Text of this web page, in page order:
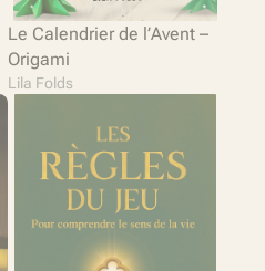
Le Calendrier de l’Avent –
Origami
Lila Folds